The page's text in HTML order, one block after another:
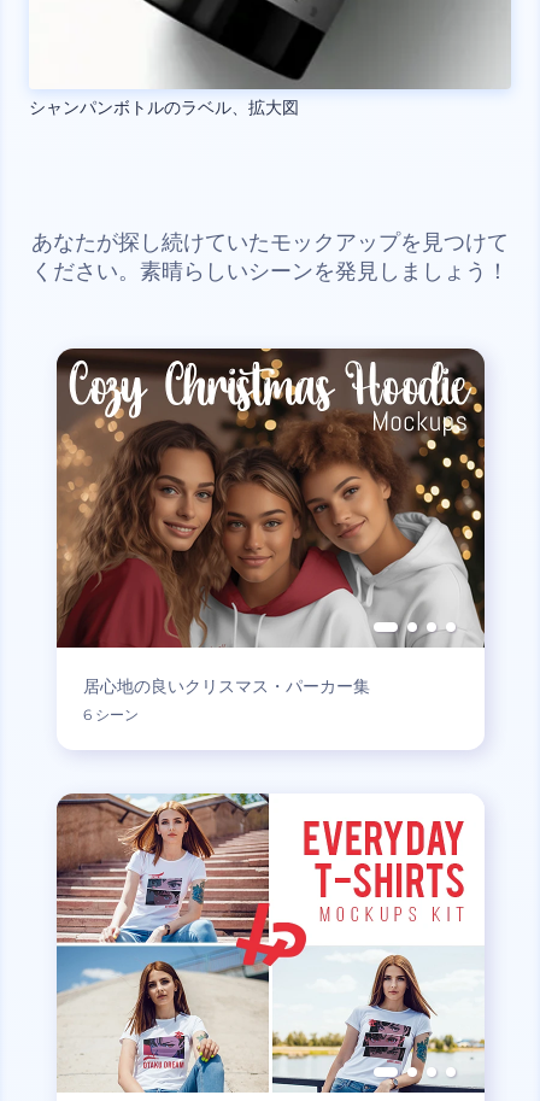
シャンパンボトルのラベル、拡大図
あなたが探し続けていたモックアップを見つけて
ください。素晴らしいシーンを発見しましょう！
居心地の良いクリスマス・パーカー集
6 シーン